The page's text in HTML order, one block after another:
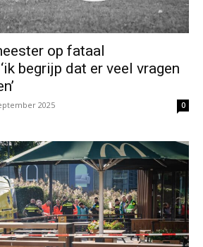
op fataal
begrijp dat er veel vragen
2025 0